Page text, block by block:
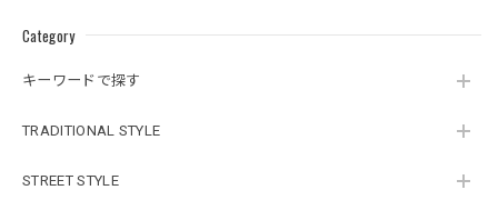
Category
キーワードで探す
TRADITIONAL STYLE
STREET STYLE